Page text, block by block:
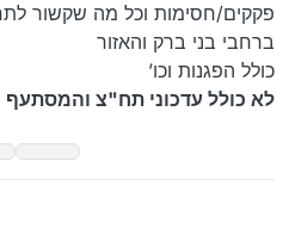
פקקים/חסימות וכל מה שקשור
ברחבי בני ברק והאזור
כולל הפגנות וכו’
לא כולל עדכוני תח"צ והמסתעף